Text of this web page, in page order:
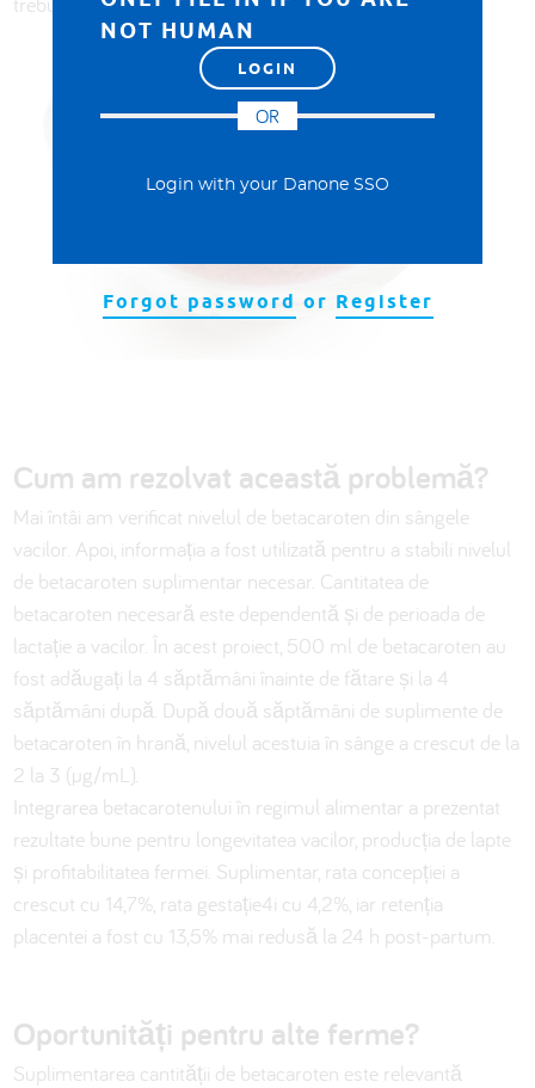
Cum am rezolvat această problemă?
Mai întâi am verificat nivelul de betacaroten din sângele
vacilor. Apoi, informația a fost utilizată pentru a stabili nivelul
de betacaroten suplimentar necesar. Cantitatea de
betacaroten necesară este dependentă și de perioada de
lactație a vacilor. În acest proiect, 500 ml de betacaroten au
fost adăugați la 4 săptămâni înainte de fătare și la 4
săptămâni după. După două săptămâni de suplimente de
betacaroten în hrană, nivelul acestuia în sânge a crescut de la
2 la 3 (µg/mL).
Integrarea betacarotenului în regimul alimentar a prezentat
rezultate bune pentru longevitatea vacilor, producția de lapte
și profitabilitatea fermei. Suplimentar, rata concepției a
crescut cu 14,7%, rata gestație4i cu 4,2%, iar retenția
placentei a fost cu 13,5% mai redusă la 24 h post-partum.
Oportunități pentru alte ferme?
Suplimentarea cantității de betacaroten este relevantă
NOT HUMAN
OR
Login with your Danone SSO
Forgot password or Register